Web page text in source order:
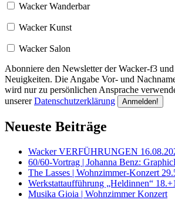
Wacker Wanderbar
Wacker Kunst
Wacker Salon
Abonniere den Newsletter der Wacker-f3 und
Neuigkeiten. Die Angabe Vor- und
wird nur zu persönlichen Ansprache
unsererDatenschutzerklärung
Neueste Beiträge
Wacker VERFÜHRUNGEN
60/60-Vortrag | Johanna Benz:
The Lasses | Wohnzimmer-Konzert
Werkstattaufführung „Heldinnen“
Musika Gioia | Wohnzimmer Konzert